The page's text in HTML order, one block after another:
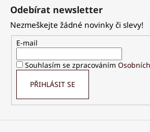
Odebírat newsletter
Nezmeškejte žádné novinky či slevy!
E-mail
Souhlasím se zpracováním
PŘIHLÁSIT SE